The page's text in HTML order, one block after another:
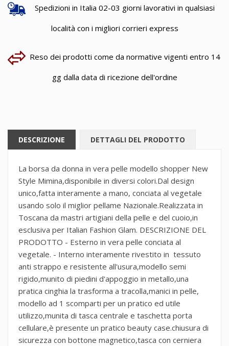
Spedizioni in Italia 02-03 giorni lavorativi in qualsiasi
località con i migliori corrieri express
Reso dei prodotti come da normative vigenti entro 14
gg dalla data di ricezione dell'ordine
DESCRIZIONE DETTAGLI DEL PRODOTTO
La borsa da donna in vera pelle modello shopper New
Style Mimina,disponibile in diversi colori.Dal design
unico,fatta interamente a mano, conciata al vegetale
usando solo il miglior pellame Nazionale.Realizzata in
Toscana da mastri artigiani della pelle e del cuoio,in
esclusiva per Italian Fashion Glam. DESCRIZIONE DEL
PRODOTTO - Esterno in vera pelle conciata al
vegetale. - Interno interamente rivestito in tessuto
anti strappo e resistente all'usura,modello semi
rigido,munito di piedini d'appoggio in metallo,una
pratica cinghia la trasforma a tracolla,manici in pelle,
modello ad 1 scomparti per un pratico ed utile
utilizzo,munita di tasca centrale e taschetta porta
cellulare,è presente un pratico beauty case.chiusura di
sicurezza con bottone magnetico,tasca con cerniera